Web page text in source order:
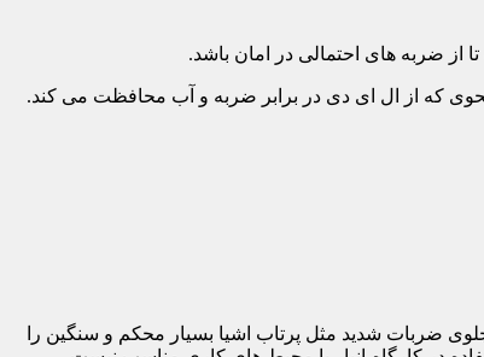
از ضربه های احتمالی در امان باشد.
که از ال ای دی در برابر ضربه و آب محافظت می کند.
ضربات شدید مثل پرتاب اشیا بسیار محکم و سنگین را